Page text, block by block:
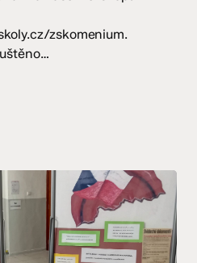
zskomenium.